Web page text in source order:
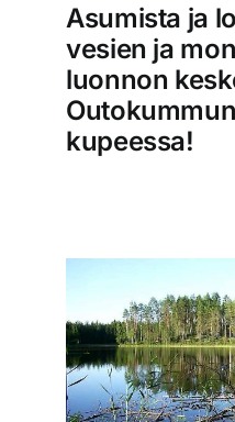
Asumista ja
vesien ja
luonnon
kupeessa!